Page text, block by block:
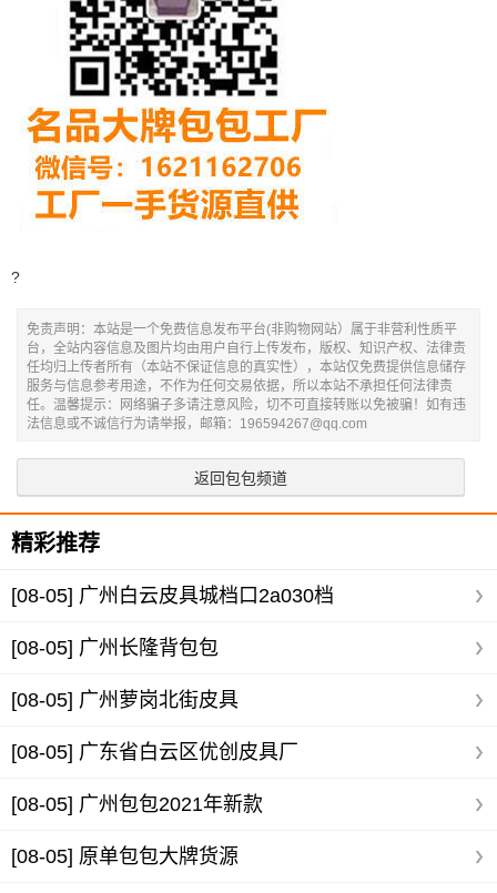
?
免责声明：本站是一个免费信息发布平台(非购物网站）属于非营利性质平
台，全站内容信息及图片均由用户自行上传发布，版权、知识产权、法律责
任均归上传者所有（本站不保证信息的真实性），本站仅免费提供信息储存
服务与信息参考用途，不作为任何交易依据，所以本站不承担任何法律责
任。温馨提示：网络骗子多请注意风险，切不可直接转账以免被骗！如有违
法信息或不诚信行为请举报，邮箱：196594267@qq.com
返回包包频道
精彩推荐
[08-05] 广州白云皮具城档口2a030档
[08-05] 广州长隆背包包
[08-05] 广州萝岗北街皮具
[08-05] 广东省白云区优创皮具厂
[08-05] 广州包包2021年新款
[08-05] 原单包包大牌货源